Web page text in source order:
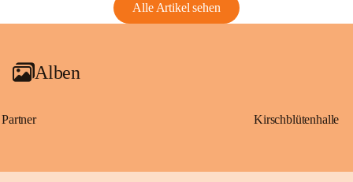
Alle Artikel sehen
Alben
Partner Kirschblütenhalle